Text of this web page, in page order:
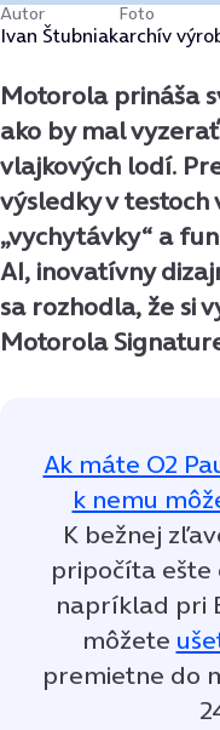
Autor
Ivan Štubniak
Foto
archív
Motorola prináša
ako by mal
vlajkových lodí.
výsledky v testoch
„vychytávky“ a
AI, inovatívny
sa rozhodla, že si
Motorola
Ak máte O2
k nemu
K bežnej
pripočíta
napríklad pri
môžete
premietne do